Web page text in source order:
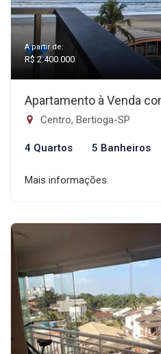
A partir de:
R$ 2.400.000
Apartamento à Venda
Centro, Bertioga-SP
4 Quartos 5 Banheiros
Mais informações